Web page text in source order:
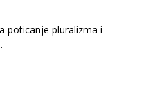
poticanje pluralizma i